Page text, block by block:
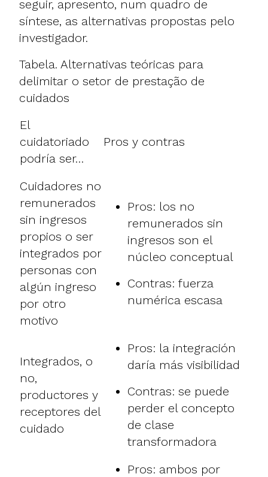
seguir, apresento, num quadro de
síntese, as alternativas propostas pelo
investigador.
Tabela. Alternativas teóricas para
delimitar o setor de prestação de
cuidados
El
cuidatoriado
podría ser…
Pros y contras
Cuidadores no
remunerados
sin ingresos
propios o ser
integrados por
personas con
algún ingreso
por otro
motivo
Pros: los no
remunerados sin
ingresos son el
núcleo conceptual
Contras: fuerza
numérica escasa
Integrados, o
no,
productores y
receptores del
cuidado
Pros: la integración
daría más visibilidad
Contras: se puede
perder el concepto
de clase
transformadora
Pros: ambos por